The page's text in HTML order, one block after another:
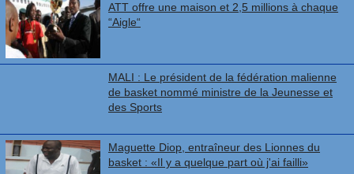
ATT offre une maison et 2,5 millions à chaque
“Aigle“
MALI : Le président de la fédération malienne
de basket nommé ministre de la Jeunesse et
des Sports
Maguette Diop, entraîneur des Lionnes du
basket : «Il y a quelque part où j'ai failli»